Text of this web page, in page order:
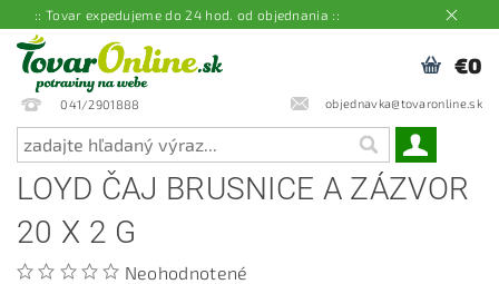
:: Tovar expedujeme do 24 hod. od objednania ::
041/2901888 objednavka@tovaronline.sk
€0
LOYD ČAJ BRUSNICE A ZÁZVOR
20 X 2 G
Neohodnotené